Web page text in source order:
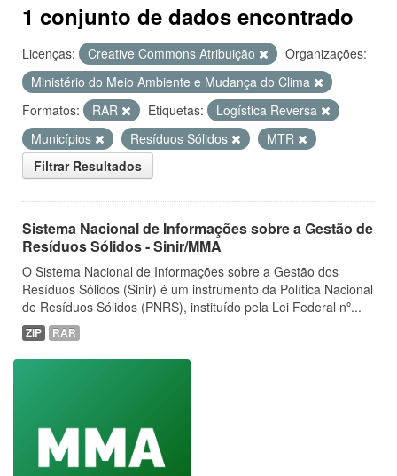
1 conjunto de dados encontrado
Licenças: Creative Commons Atribuição
Organizações:
Ministério do Meio Ambiente e Mudança do Clima
Formatos:
RAR Etiquetas:
Logística Reversa
Municípios
Resíduos Sólidos
MTR
Filtrar Resultados
Sistema Nacional de Informações sobre a Gestão de
Resíduos Sólidos - Sinir/MMA
O Sistema Nacional de Informações sobre a Gestão dos
Resíduos Sólidos (Sinir) é um instrumento da Política Nacional
de Resíduos Sólidos (PNRS), instituído pela Lei Federal nº...
ZIP RAR